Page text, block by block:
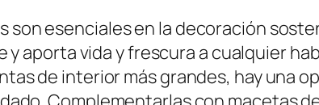
son esenciales en la decoración
y aporta vida y frescura a cualquier
de interior más grandes, hay una